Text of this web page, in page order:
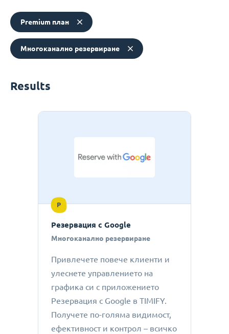
Premium план
Многоканално резервиране
Results
P
Резервация с Google
Многоканално резервиране
Привлечете повече клиенти и
улеснете управлението на
графика си с приложението
Резервация с Google в TIMIFY.
Получете по-голяма видимост,
ефективност и контрол – всичко